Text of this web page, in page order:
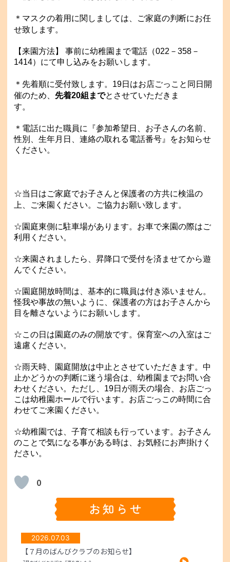
＊ マスクの着用に関しましては、ご家庭の判断にお任
せ致します。
【来園方法】 事前に幼稚園まで電話（022－358－
1414）にて申し込みをお願いします。
＊先着順に受付致します。19日はお店ごっこと同日開
催のため、先着20組までとさせていただきま
す。
＊電話に出た職員に『参加希望日、お子さんの名前、
性別、生年月日、連絡の取れる電話番号』をお知らせ
ください。
☆当日はご家庭でお子さんと保護者の方共に検温の
上、ご来園ください。ご協力お願い致します。
☆園庭東側に駐車場があります。お車で来園の際はご
利用ください。
☆来園されましたら、昇降口で受付を済ませてから遊
んでください。
☆園庭開放時間は、基本的に職員は付き添いません。
怪我や事故の無いように、保護者の方はお子さんから
目を離さないようにお願いします。
☆この日は園庭のみの開放です。保育室への入室はご
遠慮ください。
☆雨天時、園庭開放は中止とさせていただきます。中
止かどうかの判断に迷う場合は、幼稚園までお問い合
わせください。ただし、19日が雨天の場合、お店ごっ
こは幼稚園ホールで行います。お店ごっこの時間に合
わせてご来園ください。
☆幼稚園では、子育て相談も行っています。お子さん
のことで気になる事がある時は、お気軽にお声掛けく
ださい。
0
2026.07.03
【７月のばんびクラブのお知らせ】